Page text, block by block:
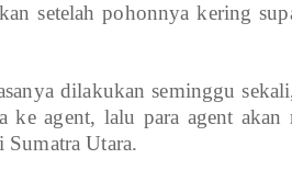
setelah pohonnya kering
dilakukan seminggu
ke agent, lalu para agent akan
Utara.